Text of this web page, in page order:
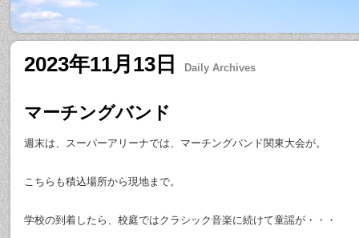
2023年11月13日 Daily Archives
マーチングバンド
週末は、スーパーアリーナでは、マーチングバンド関東大会が。
こちらも積込場所から現地まで。
学校の到着したら、校庭ではクラシック音楽に続けて童謡が・・・